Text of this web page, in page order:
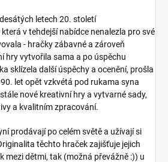
letech 20. století
v tehdejší nabídce nenalezla pro své
- hračky zábavné a zároveň
hry vytvořila sama a po úspěchu
sklízela další úspěchy a ocenění, prošla
let opět vzkvétá pod rukama syna
nové kreativní hry a vytvarné sady,
a kvalitním zpracování.
prodávají po celém světě a užívají si
těchto hraček zajišťuje jejich
mezi dětmi, tak (možná převážně :)) u